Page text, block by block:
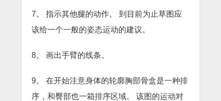
7。 指示其他腿的动作。
到目前为止草图应
该给一个一般的姿态运动的建议。
8。 画出手臂的线条。
9。
在开始注意身体的轮廓胸部骨盒是一种排
序，和臀部也一箱排序区域。
该图的运动对